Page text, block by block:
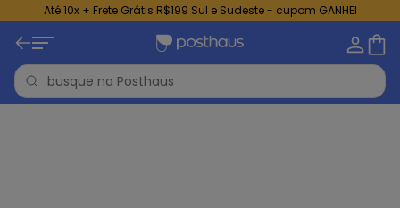
Até 10x + Frete Grátis R$199 Sul e Sudeste - cupom GANHEI